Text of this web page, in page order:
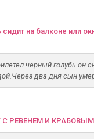
сидит на балконе или
черный голубь он
два дня сын
С РЕВЕНЕМ И